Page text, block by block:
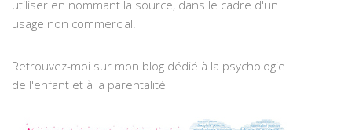
utiliser en nommant la source, dans le cadre d'un
usage non commercial.
Retrouvez-moi sur mon blog dédié à la psychologie
de l'enfant et à la parentalité